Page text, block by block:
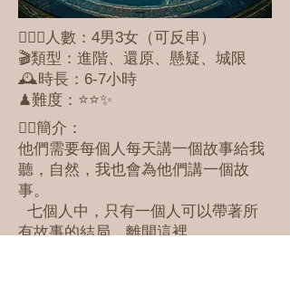
🕵🏻‍♀️人數：4男3女（可反串）
🎬類型：進階、還原、懸疑、城限
🕰時長：6-7小時
♟難度：⭐️⭐️✨
✍🏼簡介：
他們需要每個人每天講一個故事給我
聽，自然，我也會為他們講一個故
事。
七個人中，只有一個人可以帶著所
有故事的結局，離開這裡。